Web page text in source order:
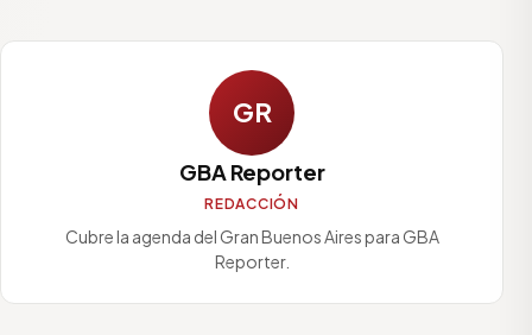
GR
GBA Reporter
REDACCIÓN
Cubre la agenda del Gran Buenos Aires para GBA
Reporter.